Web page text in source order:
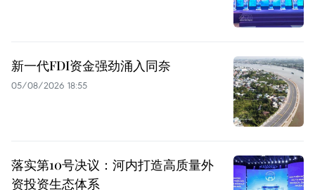
新一代FDI资金强劲涌入同奈
05/08/2026 18:55
落实第10号决议：河内打造高质量外
资投资生态体系